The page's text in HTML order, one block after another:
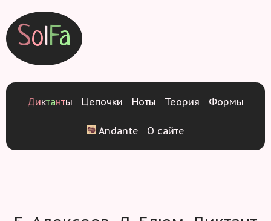
SolFa
Диктанты Цепочки Ноты Теория Формы
Andante О сайте